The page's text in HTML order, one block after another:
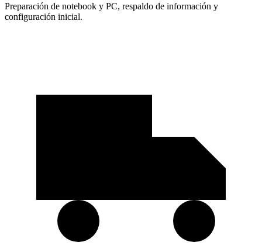
Preparación de notebook y PC, respaldo de información y
configuración inicial.